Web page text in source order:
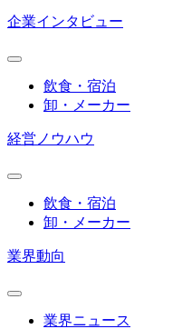
企業インタビュー
飲食・宿泊
卸・メーカー
経営ノウハウ
飲食・宿泊
卸・メーカー
業界動向
業界ニュース